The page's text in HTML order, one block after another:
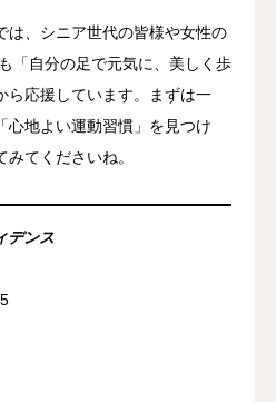
は、シニア世代の皆様や女性の
「自分の足で元気に、美しく歩
ら応援しています。まずは一
心地よい運動習慣」を見つけ
てくださいね。
デンス